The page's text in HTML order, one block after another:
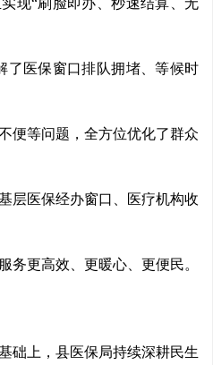
现“刷脸即办、秒速结算、无
了医保窗口排队拥堵、等候时
便等问题，全方位优化了群众
层医保经办窗口、医疗机构收
务更高效、更暖心、更便民。
础上，县医保局持续深耕民生